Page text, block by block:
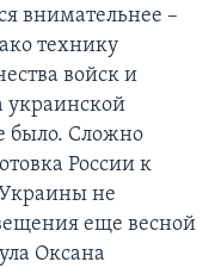
внимательнее –
технику
войск и
украинской
было. Сложно
России к
не
еще весной
Оксана